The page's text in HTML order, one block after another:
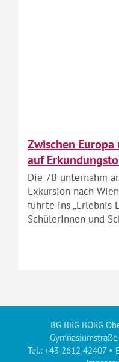
Zwischen
auf
Die 7B unternahm
Exkursion nach
führte ins „Erlebnis
Schülerinnen und
BG BRG BORG
Tel.: +43 2612 42407 •